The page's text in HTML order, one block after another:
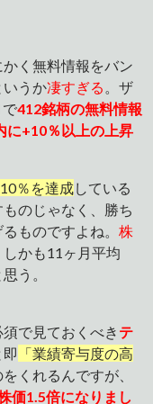
く無料情報をバン
いうか凄すぎる 。ザ
412銘柄の無料情報
に+10％以上の上昇
％を達成している
のじゃなく、勝ち
ものですよね。 株
かも11ヶ月平均
う。
で見ておくべき テ
「業績寄与度の高
くれるんですが、
価1.5倍になりまし